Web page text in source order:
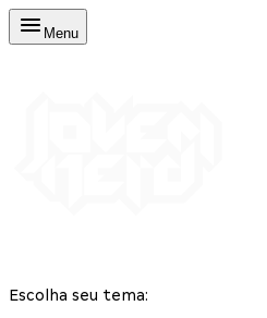
Menu
Escolha seu tema: